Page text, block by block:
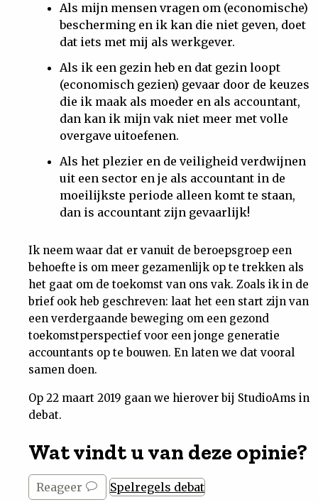
Als mijn mensen vragen om (economische)
bescherming en ik kan die niet geven, doet
dat iets met mij als werkgever.
Als ik een gezin heb en dat gezin loopt
(economisch gezien) gevaar door de keuzes
die ik maak als moeder en als accountant,
dan kan ik mijn vak niet meer met volle
overgave uitoefenen.
Als het plezier en de veiligheid verdwijnen
uit een sector en je als accountant in de
moeilijkste periode alleen komt te staan,
dan is accountant zijn gevaarlijk!
Ik neem waar dat er vanuit de beroepsgroep een
behoefte is om meer gezamenlijk op te trekken als
het gaat om de toekomst van ons vak. Zoals ik in de
brief ook heb geschreven: laat het een start zijn van
een verdergaande beweging om een gezond
toekomstperspectief voor een jonge generatie
accountants op te bouwen. En laten we dat vooral
samen doen.
Op 22 maart 2019 gaan we hierover bij StudioAms in
debat.
Wat vindt u van deze opinie?
Reageer Spelregels debat